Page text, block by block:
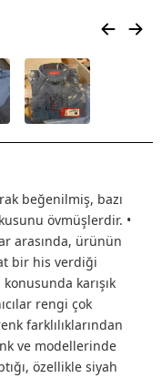
beğenilmiş, bazı
övmüşlerdir. •
arasında, ürünün
bir his verdiği
karışık
rengi çok
farklılıklarından
ve modellerinde
özellikle siyah